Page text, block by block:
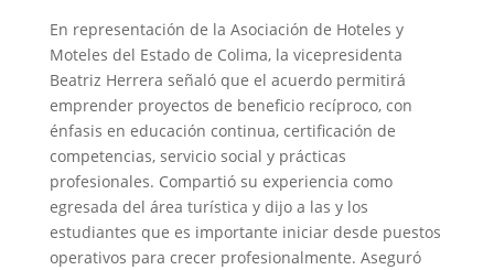
En representación de la Asociación de Hoteles y
Moteles del Estado de Colima, la vicepresidenta
Beatriz Herrera señaló que el acuerdo permitirá
emprender proyectos de beneficio recíproco, con
énfasis en educación continua, certificación de
competencias, servicio social y prácticas
profesionales. Compartió su experiencia como
egresada del área turística y dijo a las y los
estudiantes que es importante iniciar desde puestos
operativos para crecer profesionalmente. Aseguró